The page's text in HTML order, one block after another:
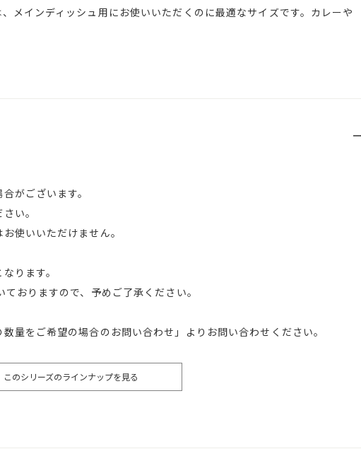
メインディッシュ用にお使いいただくのに最適なサイズです。カレーや
がございます。
い。
使いいただけません。
ります。
おりますので、予めご了承ください。
量をご希望の場合のお問い合わせ」よりお問い合わせください。
このシリーズのラインナップを見る